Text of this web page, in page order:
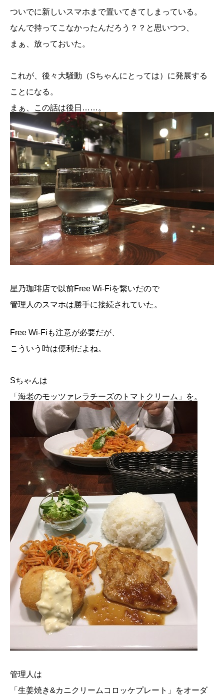
ついでに新しいスマホまで置いてきてしまっている。
なんで持ってこなかったんだろう？？と思いつつ、
まぁ、放っておいた。
これが、後々大騒動（Sちゃんにとっては）に発展する
ことになる。
まぁ、この話は後日……。
星乃珈琲店で以前Free Wi-Fiを繋いだので
管理人のスマホは勝手に接続されていた。
Free Wi-Fiも注意が必要だが、
こういう時は便利だよね。
Sちゃんは
「海老のモッツァレラチーズのトマトクリーム」を。
管理人は
「生姜焼き&カニクリームコロッケプレート」をオーダ